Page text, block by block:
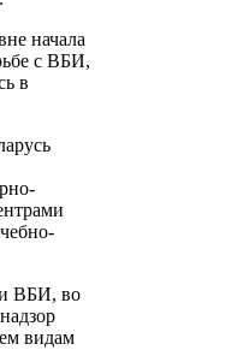
начала
с ВБИ,
в
ВБИ, во
видам